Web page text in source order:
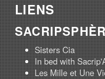
LIENS
Sisters Cia
In bed with
Les Mille et Une